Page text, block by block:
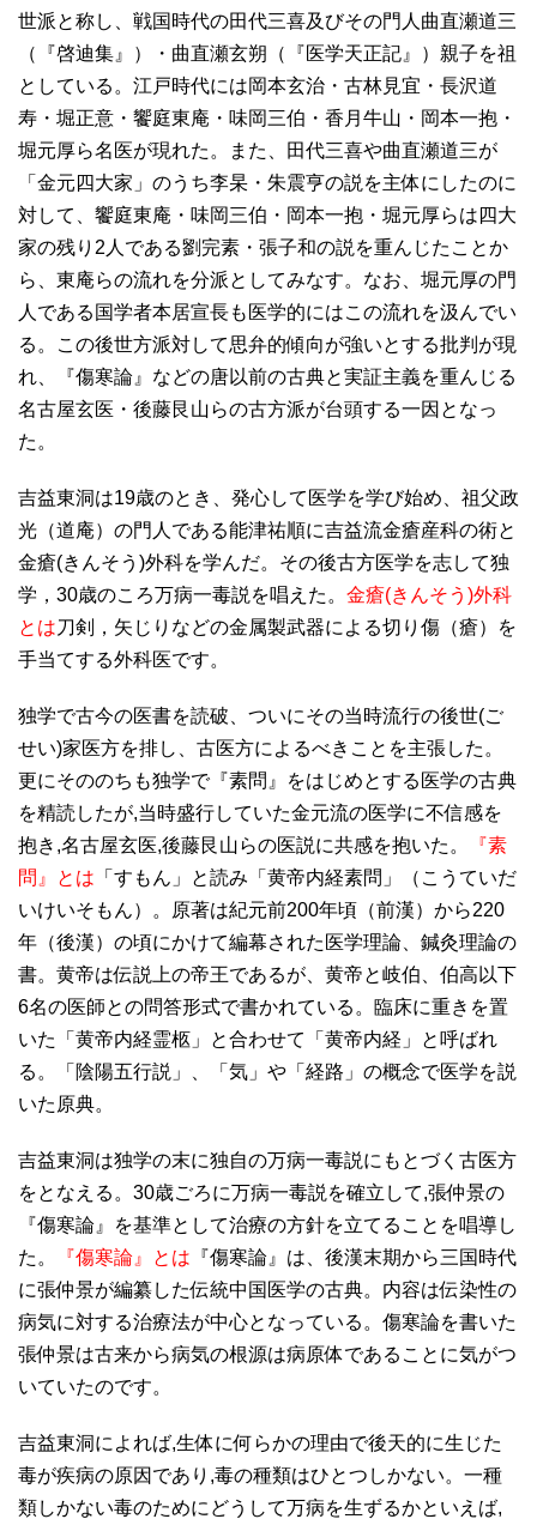
世派と称し、戦国時代の田代三喜及びその門人曲直瀬道三
（『啓迪集』）・曲直瀬玄朔（『医学天正記』）親子を祖
としている。江戸時代には岡本玄治・古林見宜・長沢道
寿・堀正意・饗庭東庵・味岡三伯・香月牛山・岡本一抱・
堀元厚ら名医が現れた。また、田代三喜や曲直瀬道三が
「金元四大家」のうち李杲・朱震亨の説を主体にしたのに
対して、饗庭東庵・味岡三伯・岡本一抱・堀元厚らは四大
家の残り2人である劉完素・張子和の説を重んじたことか
ら、東庵らの流れを分派としてみなす。なお、堀元厚の門
人である国学者本居宣長も医学的にはこの流れを汲んでい
る。この後世方派対して思弁的傾向が強いとする批判が現
れ、『傷寒論』などの唐以前の古典と実証主義を重んじる
名古屋玄医・後藤艮山らの古方派が台頭する一因となっ
た。
吉益東洞は19歳のとき、発心して医学を学び始め、祖父政
光（道庵）の門人である能津祐順に吉益流金瘡産科の術と
金瘡(きんそう)外科を学んだ。その後古方医学を志して独
学，30歳のころ万病一毒説を唱えた。 金瘡(きんそう)外科
とは刀剣，矢じりなどの金属製武器による切り傷（瘡）を
手当てする外科医です。
独学で古今の医書を読破、ついにその当時流行の後世(ご
せい)家医方を排し、古医方によるべきことを主張した。
更にそののちも独学で『素問』をはじめとする医学の古典
を精読したが,当時盛行していた金元流の医学に不信感を
抱き,名古屋玄医,後藤艮山らの医説に共感を抱いた。
『素
問』とは 「すもん」と読み「黄帝内経素問」（こうていだ
いけいそもん）。原著は紀元前200年頃（前漢）から220
年（後漢）の頃にかけて編幕された医学理論、鍼灸理論の
書。黄帝は伝説上の帝王であるが、黄帝と岐伯、伯高以下
6名の医師との問答形式で書かれている。臨床に重きを置
いた「黄帝内経霊柩」と合わせて「黄帝内経」と呼ばれ
る。「陰陽五行説」、「気」や「経路」の概念で医学を説
いた原典。
吉益東洞は独学の末に独自の万病一毒説にもとづく古医方
をとなえる。30歳ごろに万病一毒説を確立して,張仲景の
『傷寒論』を基準として治療の方針を立てることを唱導し
た。
『傷寒論』とは 『傷寒論』は、後漢末期から三国時代
に張仲景が編纂した伝統中国医学の古典。内容は伝染性の
病気に対する治療法が中心となっている。傷寒論を書いた
張仲景は古来から病気の根源は病原体であることに気がつ
いていたのです。
吉益東洞によれば,生体に何らかの理由で後天的に生じた
毒が疾病の原因であり,毒の種類はひとつしかない。一種
類しかない毒のためにどうして万病を生ずるかといえば,